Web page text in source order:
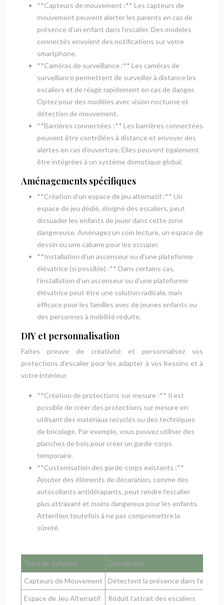
**Capteurs de mouvement :** Les capteurs de
mouvement peuvent alerter les parents en cas de
présence d’un enfant dans l’escalier. Des modèles
connectés envoient des notifications sur votre
smartphone.
**Caméras de surveillance :** Les caméras de
surveillance permettent de surveiller à distance les
escaliers et de réagir rapidement en cas de danger.
Optez pour des modèles avec vision nocturne et
détection de mouvement.
**Barrières connectées :** Les barrières connectées
peuvent être contrôlées à distance et envoyer des
alertes en cas d’ouverture. Elles peuvent également
être intégrées à un système domotique global.
Aménagements spécifiques
**Création d’un espace de jeu alternatif :** Un
espace de jeu dédié, éloigné des escaliers, peut
dissuader les enfants de jouer dans cette zone
dangereuse. Aménagez un coin lecture, un espace de
dessin ou une cabane pour les occuper.
**Installation d’un ascenseur ou d’une plateforme
élévatrice (si possible) :** Dans certains cas,
l’installation d’un ascenseur ou d’une plateforme
élévatrice peut être une solution radicale, mais
efficace pour les familles avec de jeunes enfants ou
des personnes à mobilité réduite.
DIY et personnalisation
Faites preuve de créativité et personnalisez vos
protections d’escalier pour les adapter à vos besoins et à
votre intérieur.
**Création de protections sur mesure :** Il est
possible de créer des protections sur mesure en
utilisant des matériaux recyclés ou des techniques
de bricolage. Par exemple, vous pouvez utiliser des
planches de bois pour créer un garde-corps
temporaire.
**Customisation des garde-corps existants :**
Ajouter des éléments de décoration, comme des
autocollants antidérapants, peut rendre l’escalier
plus attrayant et moins dangereux pour les enfants.
Attention toutefois à ne pas compromettre la
sûreté.
Type de Solution Description
Capteurs de Mouvement Détectent la présence dans l’escalier
Espace de Jeu Alternatif Réduit l’attrait des escaliers